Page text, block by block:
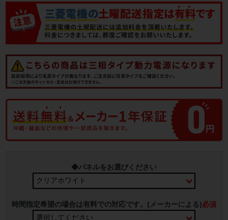
◆パネルをお選びください
時間指定希望の場合は有料での対応です。(メーカーによる)必須